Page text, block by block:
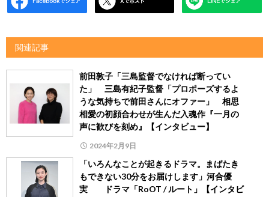
関連記事
前田敦子「三島監督でなければ断ってい
た」 三島有紀子監督「プロポーズするよ
うな気持ちで前田さんにオファー」 相思
相愛の初顔合わせが生んだ入魂作『一月の
声に歓びを刻め』【インタビュー】
2024年2月9日
「いろんなことが起きるドラマ。まばたき
もできない30分をお届けします」河合優
実 ドラマ「RoOT / ルート」【インタビ